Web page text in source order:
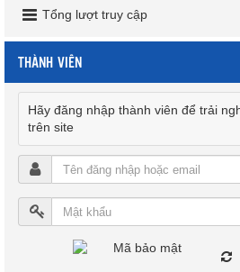
Tổng lượt truy cập
THÀNH VIÊN
Hãy đăng nhập thành viên để trải
trên site